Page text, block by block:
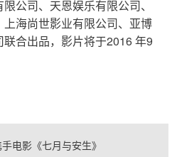
公司、天恩娱乐有限公司、
海尚世影业有限公司、亚博
合出品，影片将于2016 年9
电影《七月与安生》